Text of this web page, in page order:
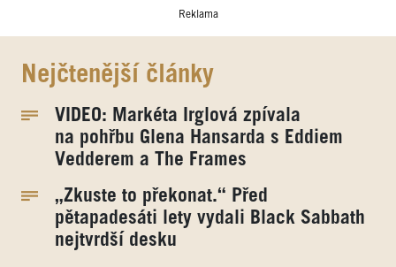
Reklama
Nejčtenější články
VIDEO: Markéta Irglová zpívala
na pohřbu Glena Hansarda s Eddiem
Vedderem a The Frames
„Zkuste to překonat.“ Před
pětapadesáti lety vydali Black Sabbath
nejtvrdší desku